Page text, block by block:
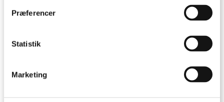
Præferencer
Statistik
Marketing
Du kan måske finde svaret på dit spørgsmål i kommentarfeltet,
hvis det allerede er stillet og besvaret - eller du kan kigge på
spørgsmål' til min opskrifter.
2 KOMMENTARER